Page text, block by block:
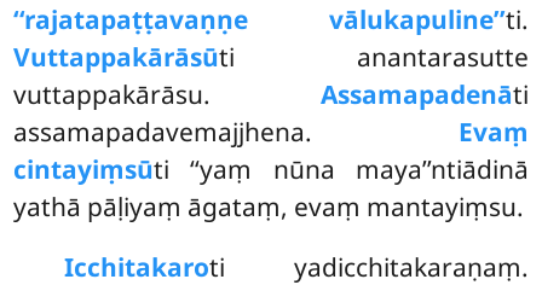
‘‘rajatapaṭṭavaṇṇe vālukapuline’’ti.
Vuttappakārāsūti anantarasutte
vuttappakārāsu. Assamapadenāti
assamapadavemajjhena. Evaṃ
cintayiṃsūti ‘‘yaṃ nūna maya’’ntiādinā
yathā pāḷiyaṃ āgataṃ, evaṃ mantayiṃsu.
Icchitakaroti yadicchitakaraṇaṃ.